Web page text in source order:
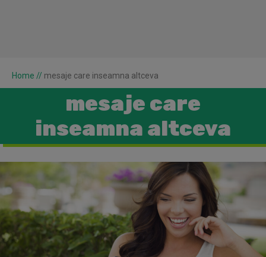
Home // mesaje care inseamna altceva
mesaje care
inseamna altceva